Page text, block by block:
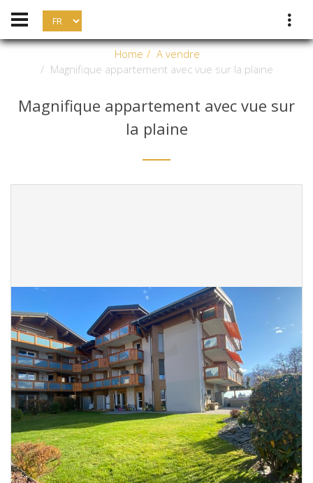
Home
A vendre
Magnifique appartement avec vue sur la plaine
Magnifique appartement avec vue sur
la plaine